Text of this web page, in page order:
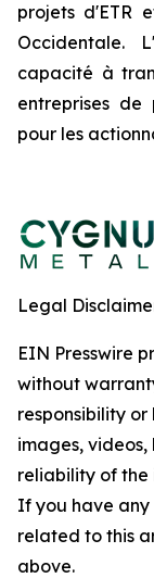
projets d'ETR
Occidentale.
capacité à
entreprises
pour les
Legal
EIN Presswire
without
responsibility
images, videos,
reliability of the
If you have any
related to this
above.